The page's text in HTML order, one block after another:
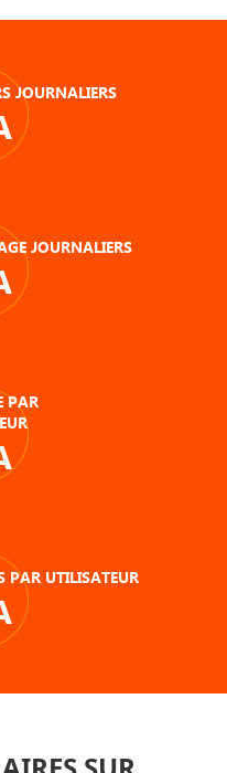
JOURNALIERS
JOURNALIERS
PAR
PAR UTILISATEUR